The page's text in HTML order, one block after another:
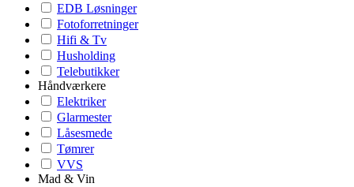
EDB Løsninger
Fotoforretninger
Hifi & Tv
Husholding
Telebutikker
Håndværkere
Elektriker
Glarmester
Låsesmede
Tømrer
VVS
Mad & Vin